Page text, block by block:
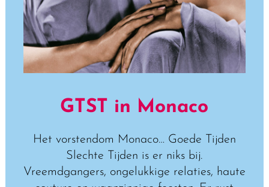
GTST in Monaco
Het vorstendom Monaco… Goede Tijden
Slechte Tijden is er niks bij.
Vreemdgangers, ongelukkige relaties, haute